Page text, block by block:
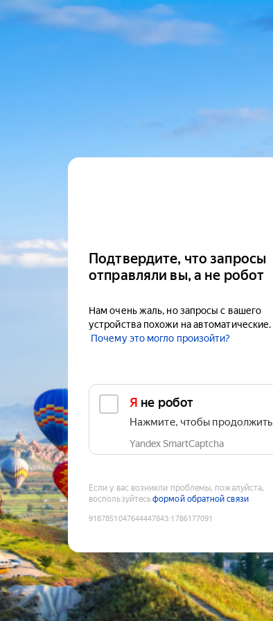
Подтвердите, что запросы
отправляли вы, а не робот
Нам очень жаль, но запросы с вашего
устройства похожи на автоматические.
Почему это могло произойти?
Я не робот
Нажмите, чтобы продолжить
Yandex SmartCaptcha
Если у вас возникли проблемы, пожалуйста,
воспользуйтесьформой обратной связи
9187851047644447843:1786177091